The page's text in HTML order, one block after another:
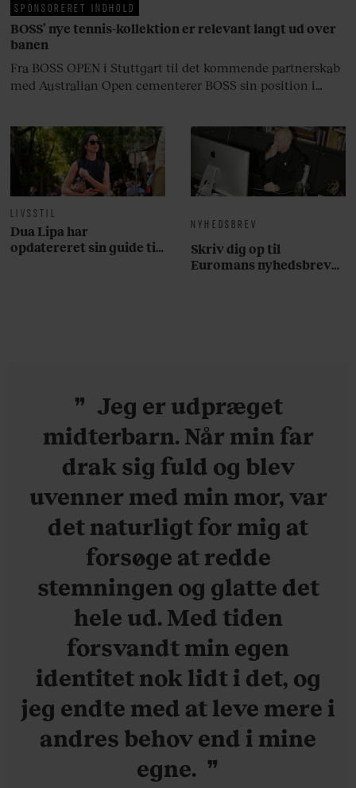
LIVSSTIL
Dua Lipa har
opdatereret sin guide til
NYHEDSBREV
Skriv dig op til
Euromans nyhedsbrev
SPONSORERET INDHOLD
BOSS’ nye tennis-kollektion er relevant langt ud over
banen
Fra BOSS OPEN i Stuttgart til det kommende partnerskab
med Australian Open cementerer BOSS sin position i
Jeg er udpræget
midterbarn. Når min far
drak sig fuld og blev
uvenner med min mor, var
det naturligt for mig at
forsøge at redde
stemningen og glatte det
hele ud. Med tiden
forsvandt min egen
identitet nok lidt i det, og
jeg endte med at leve mere i
andres behov end i mine
egne.